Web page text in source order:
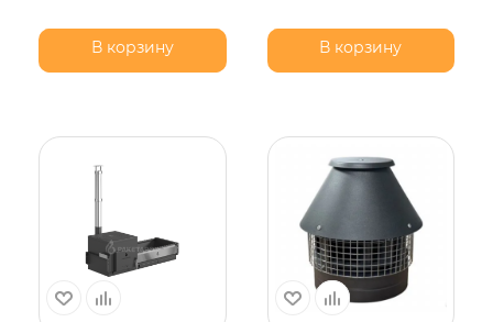
В корзину В корзину